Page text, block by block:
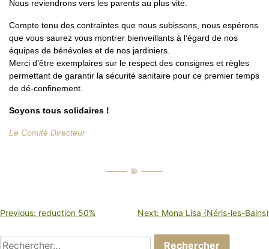
Nous reviendrons vers les parents au plus vite.
Compte tenu des contraintes que nous subissons, nous espérons
que vous saurez vous montrer bienveillants à l’égard de nos
équipes de bénévoles et de nos jardiniers.
Merci d’être exemplaires sur le respect des consignes et règles
permettant de garantir la sécurité sanitaire pour ce premier temps
de dé-confinement.
Soyons tous solidaires !
Le Comité Directeur
NAVIGATION
L’ARTICLE
Previous: reduction 50% Next: Mona Lisa (Néris-les-Bains)
Rechercher :